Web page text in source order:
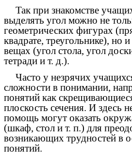
Так при знакомстве
выделять угол можно не
геометрических фигурах
квадрате, треугольнике),
вещах (угол стола, угол
тетради и т. д.).
Часто у незрячих
сложности в понимании,
понятий как
плоскость сечения. И здесь
помощь могут оказать
(шкаф, стол и т. п.) для
возникающих трудностей в
понятий.